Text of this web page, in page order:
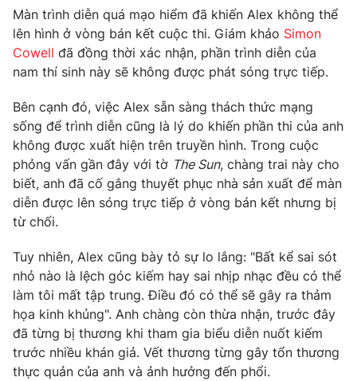
Hậu trường
Nhân vật
Khán giả
Giải sao mai
Điện ảnh
Âm nhạc
Đời sống
Du lịch
Làm đẹp
Chất lượng cuộc sống
Giáo dục
Tuyển sinh
Học trực tuyến
Công nghệ
Hitech Công nghệ tương lai
Sản phẩm
Thị trường
Tư vấn
Giao lưu trực tuyến
Lịch phát sóng
Chuyên mục khác
Emagazine Podcast
Photo Infographic
Màn trình diễn quá mạo hiểm đã khiến Alex không thể
lên hình ở vòng bán kết cuộc thi. Giám khảo Simon
Cowell đã đồng thời xác nhận, phần trình diễn của
nam thí sinh này sẽ không được phát sóng trực tiếp.
Bên cạnh đó, việc Alex sẵn sàng thách thức mạng
sống để trình diễn cũng là lý do khiến phần thi của anh
không được xuất hiện trên truyền hình. Trong cuộc
phỏng vấn gần đây với tờ The Sun, chàng trai này cho
biết, anh đã cố gắng thuyết phục nhà sản xuất để màn
diễn được lên sóng trực tiếp ở vòng bán kết nhưng bị
từ chối.
Tuy nhiên, Alex cũng bày tỏ sự lo lắng: "Bất kể sai sót
nhỏ nào là lệch góc kiếm hay sai nhịp nhạc đều có thể
làm tôi mất tập trung. Điều đó có thể sẽ gây ra thảm
họa kinh khủng". Anh chàng còn thừa nhận, trước đây
đã từng bị thương khi tham gia biểu diễn nuốt kiếm
trước nhiều khán giả. Vết thương từng gây tổn thương
thực quản của anh và ảnh hưởng đến phổi.